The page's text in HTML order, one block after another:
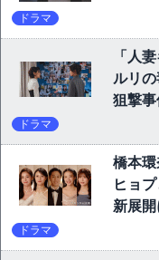
ドラマ
「人
ルリ
狙撃
ドラマ
橋本
ヒョ
新展
ドラマ